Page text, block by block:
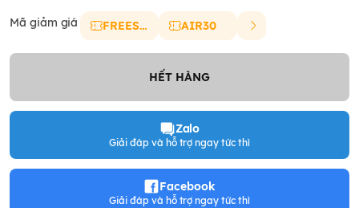
Mã giảm giá FREESHIP AIR30
HẾT HÀNG
Zalo
Giải đáp và hỗ trợ ngay tức thì
Facebook
Giải đáp và hỗ trợ ngay tức thì